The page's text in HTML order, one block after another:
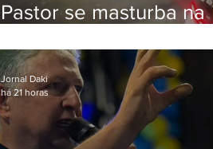
Pastor se masturba na
preso na Zona Oeste
Jornal Daki
há 21 horas